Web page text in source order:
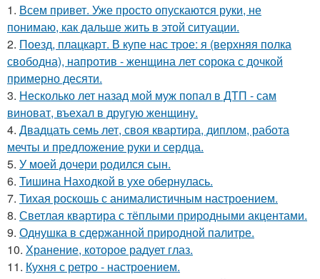
1. Всем привет. Уже просто опускаются руки, не
понимаю, как дальше жить в этой ситуации.
2. Поезд, плацкарт. В купе нас трое: я (верхняя полка
свободна), напротив - женщина лет сорока с дочкой
примерно десяти.
3. Несколько лет назад мой муж попал в ДТП - сам
виноват, въехал в другую женщину.
4. Двадцать семь лет, своя квартира, диплом, работа
мечты и предложение руки и сердца.
5. У моей дочери родился сын.
6. Тишина Находкой в ухе обернулась.
7. Тихая роскошь с анималистичным настроением.
8. Светлая квартира с тёплыми природными акцентами.
9. Однушка в сдержанной природной палитре.
10. Хранение, которое радует глаз.
11. Кухня с ретро - настроением.